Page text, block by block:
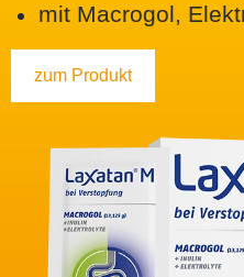
mit Macrogol,
zum Produkt